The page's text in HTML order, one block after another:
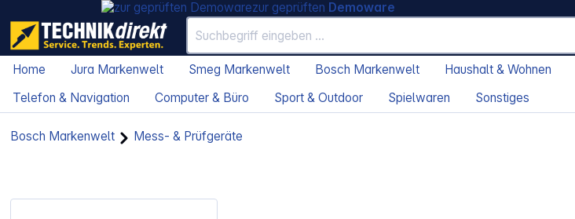
zur geprüften Demoware
Home Jura Markenwelt Smeg Markenwelt Bosch Markenwelt Haushalt & Wohnen
Telefon & Navigation
Computer & Büro Sport & Outdoor Spielwaren Sonstiges
Bosch Markenwelt Mess- & Prüfgeräte